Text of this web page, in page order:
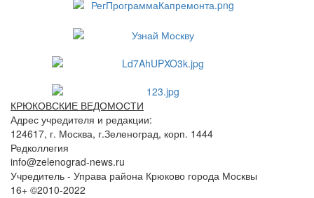
КРЮКОВСКИЕ ВЕДОМОСТИ
Адрес учредителя и редакции:
124617, г. Москва, г.Зеленоград, корп. 1444
Редколлегия
info@zelenograd-news.ru
Учредитель - Управа района Крюково города Москвы
16+ ©2010-2022